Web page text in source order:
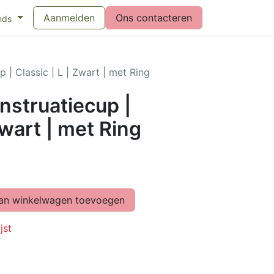
maandverband Vragen over menstruatiecups
Aanmelden Ons contacteren
| Classic | L | Zwart | met Ring
|
| met Ring
winkelwagen toevoegen